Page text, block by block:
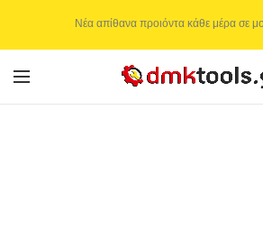
Νέα απίθανα προιόντα κάθε μέρα σε